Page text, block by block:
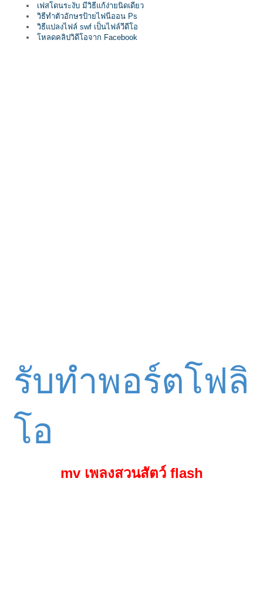
เฟสโดนระงับ มีวิธีแก้ง่ายนิดเดียว
วิธีทำตัวอักษรป้ายไฟนีออน Ps
วิธีแปลงไฟล์ swf เป็นไฟล์วีดีโอ
โหลดคลิปวิดีโอจาก Facebook
รับทำพอร์ตโฟลิ
โอ
mv เพลงสวนสัตว์ flash